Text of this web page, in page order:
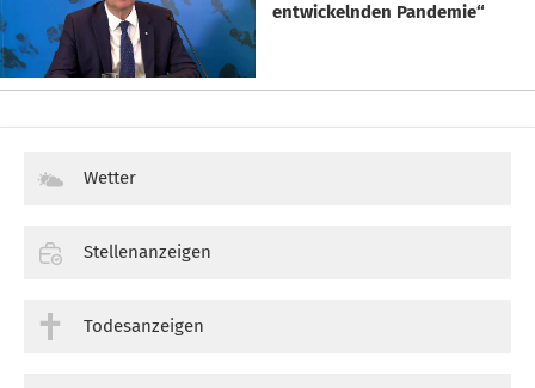
entwickelnden Pandemie“
Wetter
Stellenanzeigen
Todesanzeigen